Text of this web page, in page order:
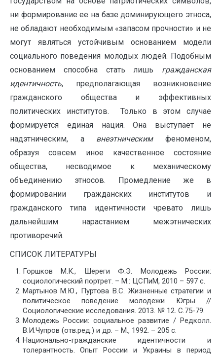
ни формирование ее на базе доминирующего этноса,
не обладают необходимым «запасом прочности» и не
могут являться устойчивым основанием модели
социального поведения молодых людей. Подобным
основанием способна стать лишь гражданская
идентичность, предполагающая возникновение
гражданского общества и эффективных
политических институтов. Только в этом случае
формируется единая нация. Она выступает не
надэтническим, а внеэтническимфеноменом,
образуя совсем иное качественное состояние
общества, несводимое к механическому
объединению этносов. Промедление же в
формировании гражданских институтов и
гражданского типа идентичности чревато лишь
дальнейшим нарастанием межэтнических
противоречий.
СПИСОК ЛИТЕРАТУРЫ
Горшков М.К., Шереги Ф.Э. Молодежь России:
социологический портрет. – М.: ЦСПиМ, 2010 – 597 с.
Мартынов М.Ю., Пуртова В.С. Жизненные стратегии и
политическое поведение молодежи Югры //
Социологические исследования. 2013. № 12. С.75-79.
Молодежь России: социальное развитие / Редколл.
В.И.Чупров (отв.ред.) и др. – М., 1992. – 205 с.
Национально-гражданские идентичности и
толерантность. Опыт России и Украины в период